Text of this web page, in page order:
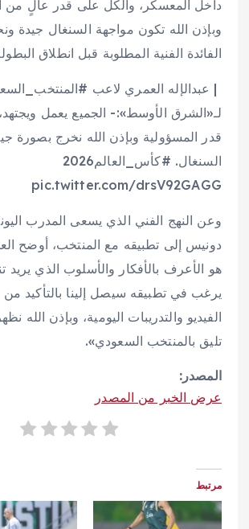
داخل المعسكر، والكل على قدر عالٍ من
وبإذن الله تكون مواجهة السنغال جيدة
الفائدة الفنية المطلوبة قبل انطلاق
| عبدالإله العمري لاعب
لـ«الشرق الأوسط»:- الجميع يعمل
قدر المسؤولية وبإذن الله نخرج بصورة
السنغال. #كأس_العالم2026
pic.twitter.com/drsV92GAGG
وعن النهج الفني الذي يسعى المدرب
دونيس إلى تطبيقه مع المنتخب، أوضح
هو الأعرف بالأفكار والأسلوب الذي يريد
يرغب في تطبيقه سيصل إلينا بالتأكيد
الفيديو والتدريبات اليومية، وبإذن الله
تليق بالمنتخب السعودي».
المصدر:
عرض الخبر من المصدر
مرتبط